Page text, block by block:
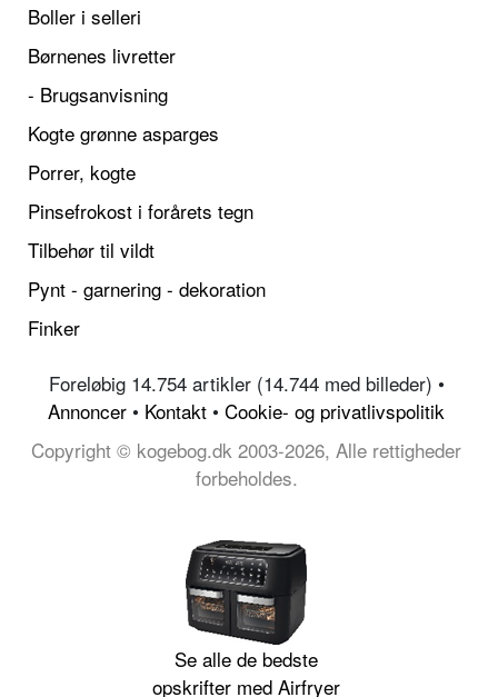
Boller i selleri
Børnenes livretter
- Brugsanvisning
Kogte grønne asparges
Porrer, kogte
Pinsefrokost i forårets tegn
Tilbehør til vildt
Pynt - garnering - dekoration
Finker
Foreløbig 14.754 artikler (14.744 med billeder) •
Annoncer • Kontakt • Cookie- og privatlivspolitik
Copyright © kogebog.dk 2003-2026, Alle rettigheder
forbeholdes.
Se alle de bedste
opskrifter med Airfryer